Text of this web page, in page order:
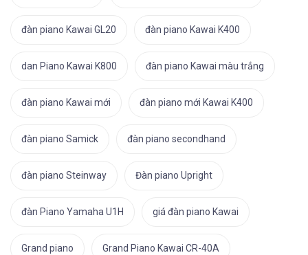
đàn piano Kawai GL20 đàn piano Kawai K400
dan Piano Kawai K800 đàn piano Kawai màu trắng
đàn piano Kawai mới đàn piano mới Kawai K400
đàn piano Samick đàn piano secondhand
đàn piano Steinway Đàn piano Upright
đàn Piano Yamaha U1H giá đàn piano Kawai
Grand piano Grand Piano Kawai CR-40A